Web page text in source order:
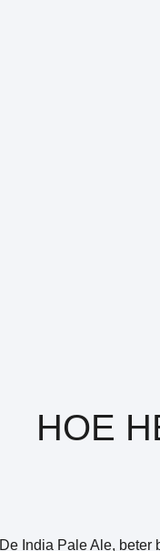
HOE
De India Pale Ale, beter